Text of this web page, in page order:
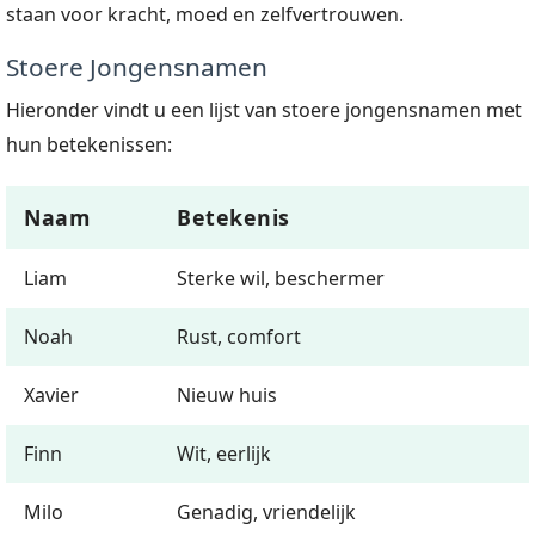
staan voor kracht, moed en zelfvertrouwen.
Stoere Jongensnamen
Hieronder vindt u een lijst van stoere jongensnamen met
hun betekenissen:
Naam Betekenis
Liam Sterke wil, beschermer
Noah Rust, comfort
Xavier Nieuw huis
Finn Wit, eerlijk
Milo Genadig, vriendelijk